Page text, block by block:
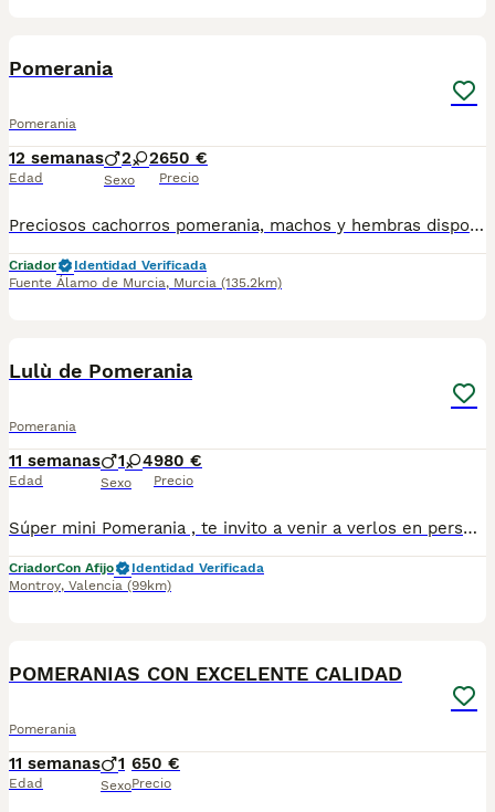
Pomerania
Pomerania
12 semanas
Edad
2 2
Sexo
650 €
Precio
Preciosos cachorros pomerania, machos y hembras disponibles, se entregan vacunados, desparasitados y con su cartilla sanitaria
Criador
Identidad Verificada
Fuente Álamo de Murcia, Murcia (135.2km)
Lulù de Pomerania
Pomerania
11 semanas
Edad
1 4
Sexo
980 €
Precio
Súper mini Pomerania , te invito a venir a verlos en persona ya que en foto no se puede valorar bien el tamaño , esos cachorritos son súper miniatura , el padre pesa solo 1.4 kg . Una verdadera monería de cachorros y con muy buen carácter.
CriadorCon Afijo
Identidad Verificada
Montroy, Valencia (99km)
POMERANIAS CON EXCELENTE CALIDAD
Pomerania
11 semanas
Edad
1
Sexo
650 €
Precio